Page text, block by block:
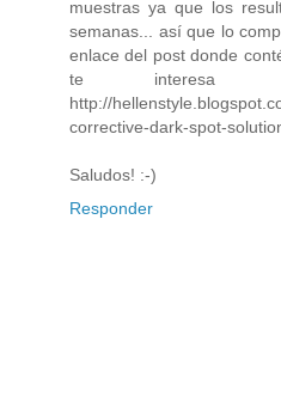
muestras ya que los
semanas... así que lo
enlace del post donde
te interesa
http://
corrective-dark-spot-
Saludos! :-)
Responder